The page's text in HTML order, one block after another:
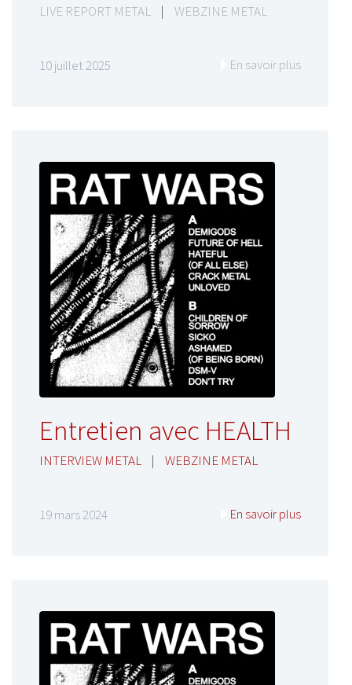
LIVE REPORT METAL | WEBZINE METAL
10 juillet 2025 En savoir plus
Entretien avec HEALTH
INTERVIEW METAL | WEBZINE METAL
19 mars 2024 En savoir plus